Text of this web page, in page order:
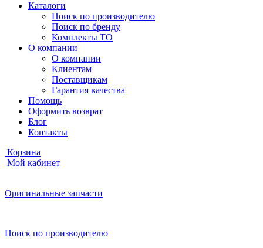
Каталоги
Поиск по производителю
Поиск по бренду
Комплекты ТО
О компании
О компании
Клиентам
Поставщикам
Гарантия качества
Помощь
Оформить возврат
Блог
Контакты
Корзина
Мой кабинет
Оригинальные запчасти
Поиск по производителю